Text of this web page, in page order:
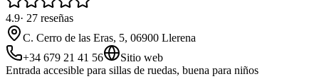
4.9· 27 reseñas
C. Cerro de las Eras, 5, 06900 Llerena
+34 679 21 41 56
Sitio web
Entrada accesible para sillas de ruedas, buena para niños